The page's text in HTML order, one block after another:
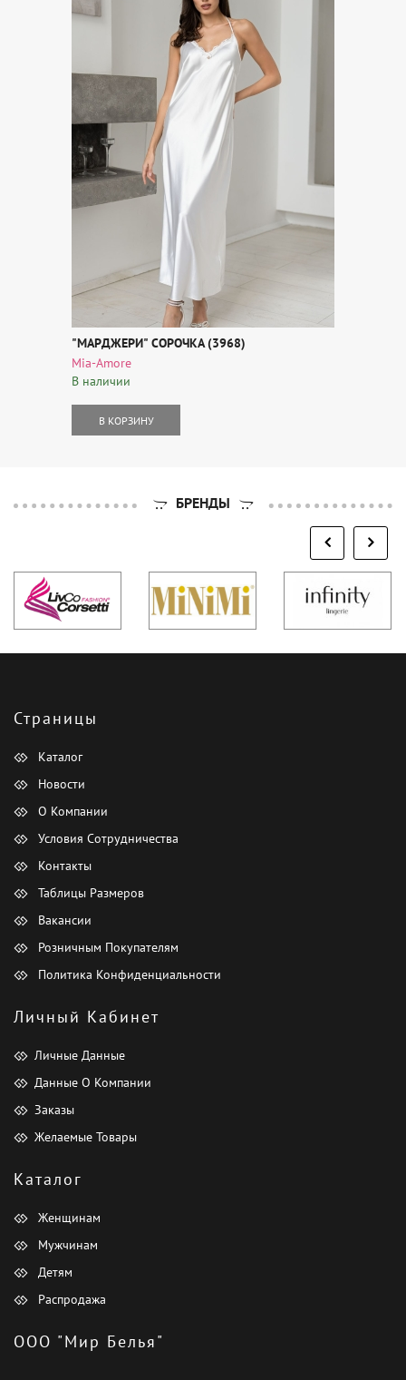
"МАРДЖЕРИ" СОРОЧКА (3968)
Mia-Amore
В наличии
В КОРЗИНУ
БРЕНДЫ
Страницы
Каталог
Новости
О Компании
Условия Сотрудничества
Контакты
Таблицы Размеров
Вакансии
Розничным Покупателям
Политика Конфиденциальности
Личный Кабинет
Личные Данные
Данные О Компании
Заказы
Желаемые Товары
Каталог
Женщинам
Мужчинам
Детям
Распродажа
ООО "Мир Белья"